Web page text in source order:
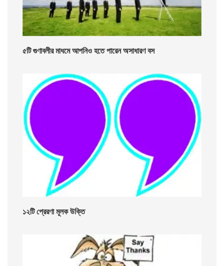
৫টি গুণাবলীর মাধমে আপনিও হতে পারেন অসাধারণ বস
১২টি প্রেরণা মূলক উক্তি